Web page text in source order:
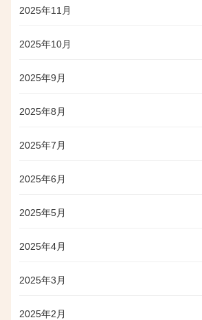
2025年11月
2025年10月
2025年9月
2025年8月
2025年7月
2025年6月
2025年5月
2025年4月
2025年3月
2025年2月